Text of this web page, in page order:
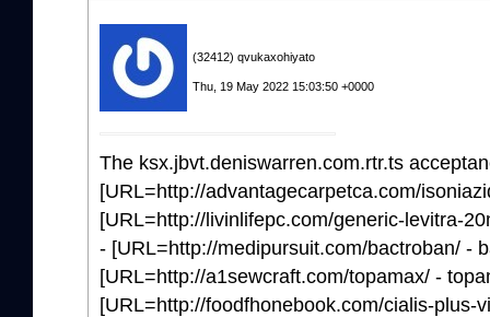
(32412) qvukaxohiyato
Thu, 19 May 2022 15:03:50 +0000
The ksx.jbvt.deniswarren.com.rtr.ts
[URL=http://advantagecarpetca.com/
[URL=http://livinlifepc.com/generic-levitra-
- [URL=http://medipursuit.com/bactroban/ -
[URL=http://a1sewcraft.com/topamax/ -
[URL=http://foodfhonebook.com/cialis-plus-